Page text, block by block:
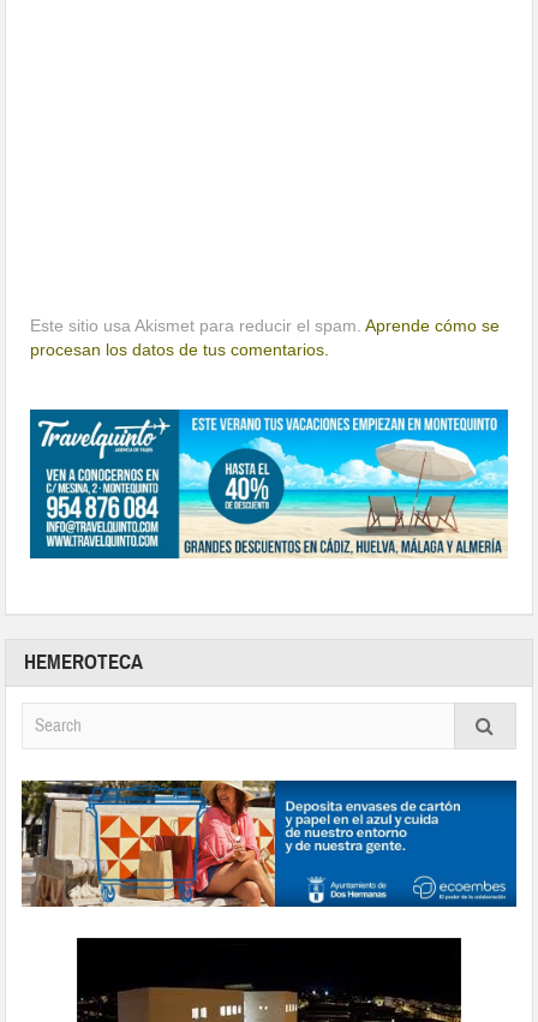
Este sitio usa Akismet para reducir el spam.Aprende cómo se
procesan los datos de tus comentarios.
HEMEROTECA